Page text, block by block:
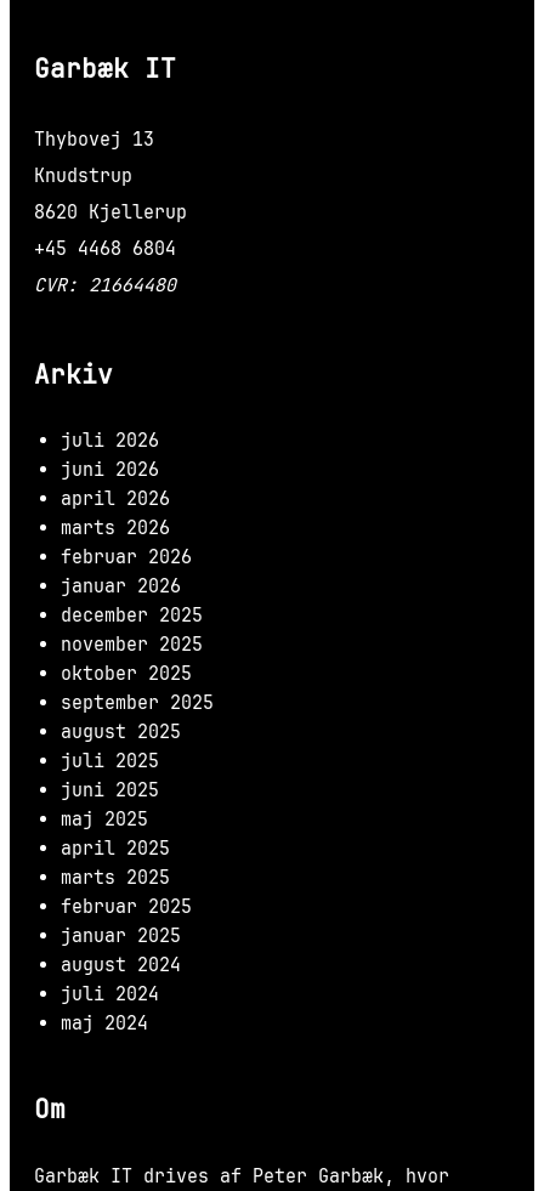
Garbæk IT
Thybovej 13
Knudstrup
8620 Kjellerup
+45 4468 6804
CVR: 21664480
Arkiv
juli 2026
juni 2026
april 2026
marts 2026
februar 2026
januar 2026
december 2025
november 2025
oktober 2025
september 2025
august 2025
juli 2025
juni 2025
maj 2025
april 2025
marts 2025
februar 2025
januar 2025
august 2024
juli 2024
maj 2024
Om
Garbæk IT drives af Peter Garbæk, hvor